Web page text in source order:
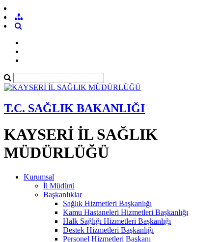
T.C. SAĞLIK BAKANLIĞI
KAYSERİ İL SAĞLIK
MÜDÜRLÜĞÜ
Kurumsal
İl Müdürü
Başkanlıklar
Sağlık Hizmetleri Başkanlığı
Kamu Hastaneleri Hizmetleri Başkanlığı
Halk Sağlığı Hizmetleri Başkanlığı
Destek Hizmetleri Başkanlığı
Personel Hizmetleri Başkanı